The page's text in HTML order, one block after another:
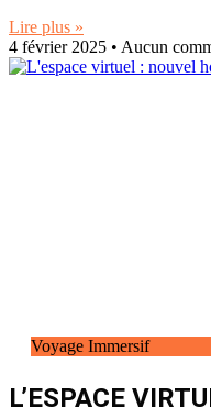
Lire plus »
4 février 2025
Aucun
Voyage Immersif
L’ESPACE